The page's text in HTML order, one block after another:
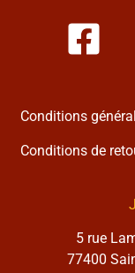
Conditions
Conditions de
5 rue
77400